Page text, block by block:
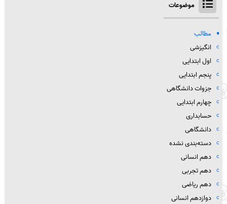
موضوعات
مطالب
انگیزشی
اول ابتدایی
پنجم ابتدایی
جزوات دانشگاهی
چهارم ابتدایی
حسابداری
دانشگاهی
دسته‌بندی نشده
دهم انسانی
دهم تجربی
دهم ریاضی
دوازدهم انسانی